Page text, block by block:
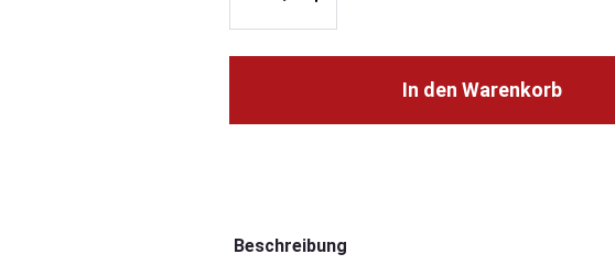
In den Warenkorb
Beschreibung